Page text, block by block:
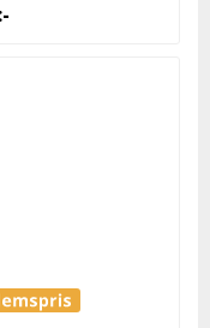
kr